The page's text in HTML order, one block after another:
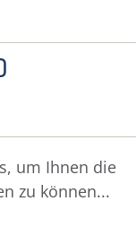
um Ihnen die
zu können...